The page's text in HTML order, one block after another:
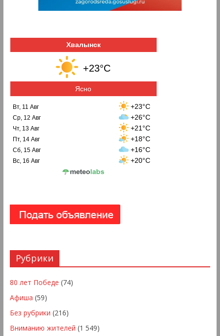
Хвалынск
+23°C
Ясно
Вт, 11 Авг +23°C
Ср, 12 Авг +26°C
Чт, 13 Авг +21°C
Пт, 14 Авг +18°C
Сб, 15 Авг +16°C
Вс, 16 Авг +20°C
Рубрики
80 лет Победе (74)
Афиша (59)
Без рубрики (216)
Вниманию жителей (1 549)